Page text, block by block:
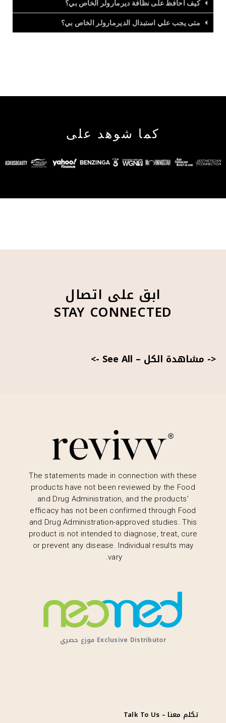
كيف أحافظ على نظافة ديرمارولر الخاص بي؟
متى يجب علي استبدال الديرمارولر الخاص بي؟
كما شوهد على
ابق على اتصال
STAY CONNECTED
<- مشاهدة الكل –
See All ->
The statements made in connection with these
products have not been reviewed by the Food
and Drug Administration, and the products’
efficacy has not been confirmed through Food
and Drug Administration-approved studies. This
product is not intended to diagnose, treat, cure
or prevent any disease. Individual results may
vary.
Exclusive Distributor موزع حصري
تكلم معنا – Talk To Us